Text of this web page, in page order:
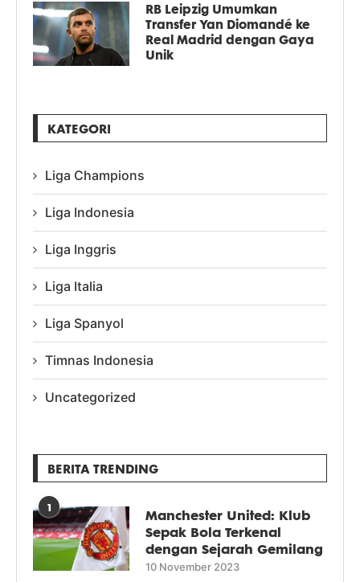
RB Leipzig Umumkan
Transfer Yan Diomandé ke
Real Madrid dengan Gaya
Unik
KATEGORI
Liga Champions
Liga Indonesia
Liga Inggris
Liga Italia
Liga Spanyol
Timnas Indonesia
Uncategorized
BERITA TRENDING
1
Manchester United: Klub
Sepak Bola Terkenal
dengan Sejarah Gemilang
10 November 2023